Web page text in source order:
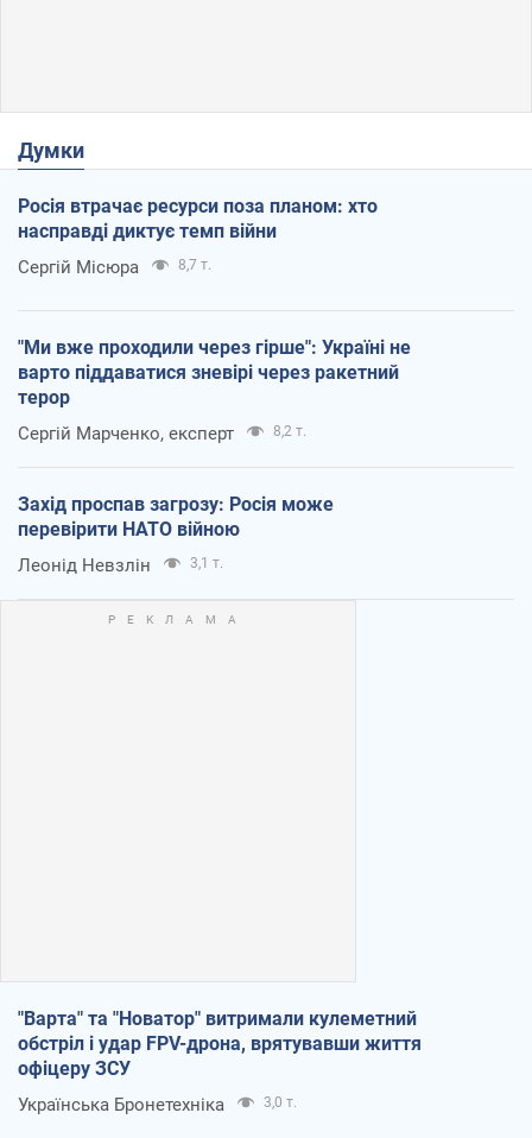
Думки
Росія втрачає ресурси поза планом: хто
насправді диктує темп війни
Сергій Місюра 8,7 т.
"Ми вже проходили через гірше": Україні не
варто піддаватися зневірі через ракетний
терор
Сергій Марченко, експерт 8,2 т.
Захід проспав загрозу: Росія може
перевірити НАТО війною
Леонід Невзлін 3,1 т.
"Варта" та "Новатор" витримали кулеметний
обстріл і удар FPV-дрона, врятувавши життя
офіцеру ЗСУ
Українська Бронетехніка 3,0 т.